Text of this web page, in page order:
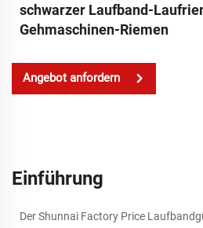
schwarzer Laufband-
Gehmaschinen-Riemen
Angebot anfordern
Einführung
Der Shunnai Factory Price